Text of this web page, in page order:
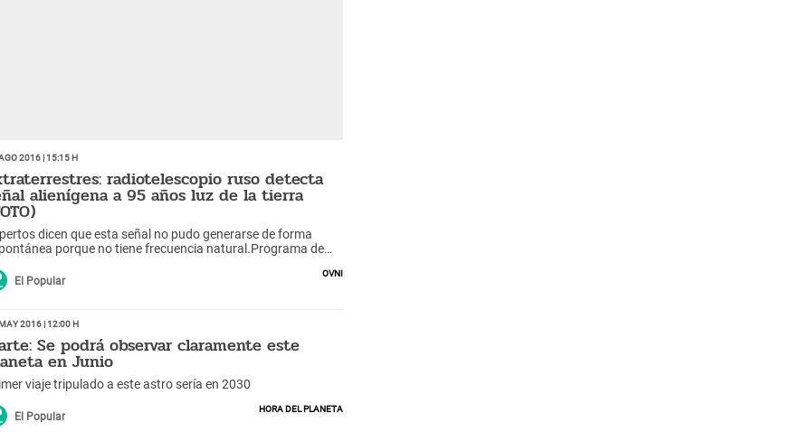
2016 | 15:15 h
radiotelescopio ruso detecta
alienígena a 95 años luz de la tierra
dicen que esta señal no pudo generarse de forma
porque no tiene frecuencia natural.Programa de
este evento
El Popular
OVNI
2016 | 12:00 h
Se podrá observar claramente este
en Junio
viaje tripulado a este astro sería en 2030
El Popular
Hora del Planeta